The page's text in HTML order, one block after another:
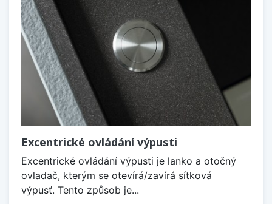
Excentrické ovládání výpusti
Excentrické ovládání výpusti je lanko a otočný
ovladač, kterým se otevírá/zavírá sítková
výpusť. Tento způsob je...